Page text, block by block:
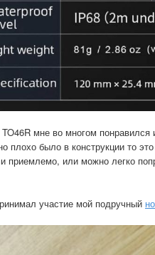
мне во многом
плохо было в конструкции то
приемлемо, или можно легко
участие мой подручный